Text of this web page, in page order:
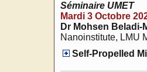
Séminaire UMET
Mardi 3 Octobre
Dr Mohsen Beladi-
Nanoinstitute, LMU
Self-Propelled